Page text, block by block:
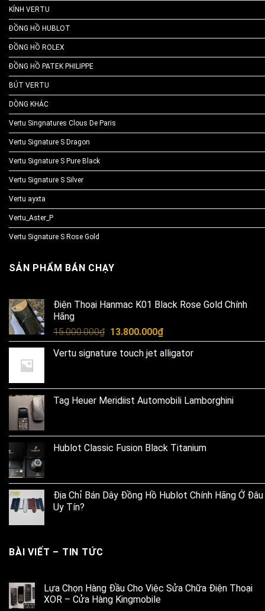
KÍNH VERTU
ĐỒNG HỒ HUBLOT
ĐỒNG HỒ ROLEX
ĐỒNG HỒ PATEK PHILIPPE
BÚT VERTU
DÒNG KHÁC
Vertu Singnatures Clous De Paris
Vertu Signature S Dragon
Vertu Signature S Pure Black
Vertu Signature S Silver
Vertu ayxta
Vertu_Aster_P
Vertu Signature S Rose Gold
SẢN PHẨM BÁN CHẠY
Điện Thoại Hanmac K01 Black Rose Gold Chính
Hãng
15.000.000₫ Original
price
was:
13.800.000₫Current
price
is:
Vertu signature touch jet alligator
Tag Heuer Meridiist Automobili Lamborghini
Hublot Classic Fusion Black Titanium
Địa Chỉ Bán Dây Đồng Hồ Hublot Chính Hãng Ở Đâu
Uy Tín?
BÀI VIẾT – TIN TỨC
Lựa Chọn Hàng Đầu Cho Việc Sửa Chữa Điện Thoại
XOR – Cửa Hàng Kingmobile